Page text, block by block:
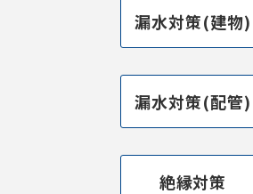
漏水対策(建物)
漏水対策(配管)
絶縁対策